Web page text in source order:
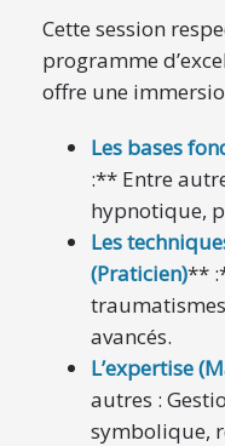
Cette session
programme
offre une
Les bases
:** Entre
hypnotique,
Les
(Praticien)**
avancés.
L’expertise
autres :
symbolique,